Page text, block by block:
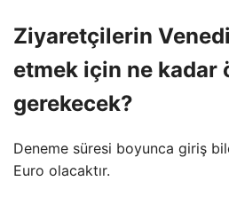
Ziyaretçilerin
etmek için ne kadar
gerekecek?
Deneme süresi boyunca giriş
Euro olacaktır.